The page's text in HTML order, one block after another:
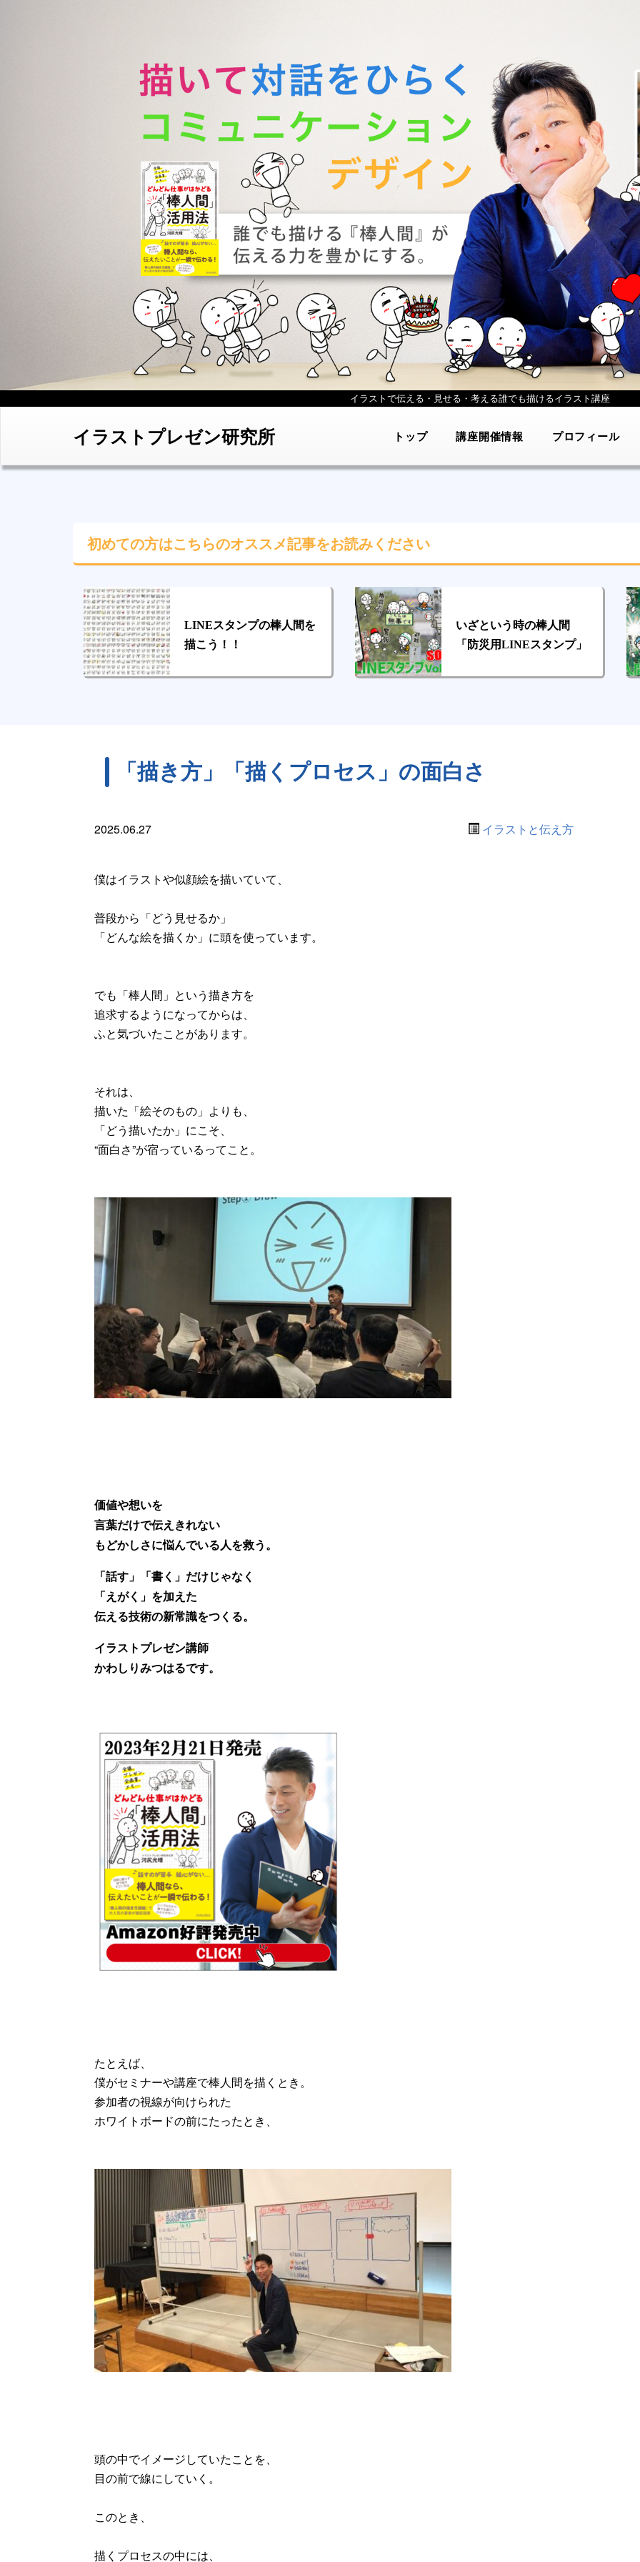
イラストで伝える・見せる・考える誰でも描けるイラスト講座
イラストプレゼン研究所 トップ 講座開催情報 プロフィール
初めての方はこちらのオススメ記事をお読みください
LINEスタンプの棒人間を
描こう！！
いざという時の棒人間
「防災用LINEスタンプ」
「描き方」「描くプロセス」の面白さ
2025.06.27 イラストと伝え方
僕はイラストや似顔絵を描いていて、
普段から「どう見せるか」
「どんな絵を描くか」に頭を使っています。
でも「棒人間」という描き方を
追求するようになってからは、
ふと気づいたことがあります。
それは、
描いた「絵そのもの」よりも、
「どう描いたか」にこそ、
“面白さ”が宿っているってこと。
価値や想いを
言葉だけで伝えきれない
もどかしさに悩んでいる人を救う。
「話す」「書く」だけじゃなく
「えがく」を加えた
伝える技術の新常識をつくる。
イラストプレゼン講師
かわしりみつはるです。
たとえば、
僕がセミナーや講座で棒人間を描くとき。
参加者の視線が向けられた
ホワイトボードの前にたったとき、
頭の中でイメージしていたことを、
目の前で線にしていく。
このとき、
描くプロセスの中には、